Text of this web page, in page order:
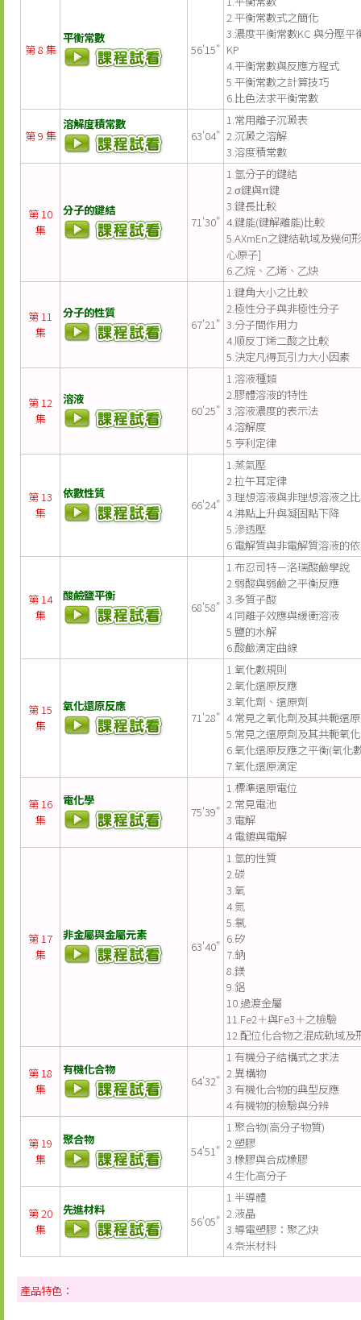
第 8 集
平衡常數
56'15"
2.平衡常數式之簡化
3.濃度平衡常數KC 與分壓平
KP
4.平衡常數與反應方程式
5.平衡常數之計算技巧
6.比色法求平衡常數
第 9 集
溶解度積常數
63'04"
1.常用離子沉澱表
2.沉澱之溶解
3.溶度積常數
第 10
集
分子的鍵結
71'30"
1.氫分子的鍵結
2.σ鍵與π鍵
3.鍵長比較
4.鍵能(鍵解離能)比較
5.AXmEn之鍵結軌域及幾何
心原子]
6.乙烷、乙烯、乙炔
第 11
集
分子的性質
67'21"
1.鍵角大小之比較
2.極性分子與非極性分子
3.分子間作用力
4.順反丁烯二酸之比較
5.決定凡得瓦引力大小因素
第 12
集
溶液
60'25"
1.溶液種類
2.膠體溶液的特性
3.溶液濃度的表示法
4.溶解度
5.亨利定律
第 13
集
依數性質
66'24"
1.蒸氣壓
2.拉午耳定律
3.理想溶液與非理想溶液之
4.沸點上升與凝固點下降
5.滲透壓
6.電解質與非電解質溶液的
第 14
集
酸鹼鹽平衡
68'58"
1.布忍司特－洛瑞酸鹼學說
2.弱酸與弱鹼之平衡反應
3.多質子酸
4.同離子效應與緩衝溶液
5.鹽的水解
6.酸鹼滴定曲線
第 15
集
氧化還原反應
71'28"
1.氧化數規則
2.氧化還原反應
3.氧化劑、還原劑
4.常見之氧化劑及其共軛還
5.常見之還原劑及其共軛氧
6.氧化還原反應之平衡(氧化
7.氧化還原滴定
第 16
集
電化學
75'39"
1.標準還原電位
2.常見電池
3.電解
4.電鍍與電解
第 17
集
非金屬與金屬元素
63'40"
1.氫的性質
2.碳
3.氧
4.氮
5.氯
6.矽
7.鈉
8.鎂
9.鋁
10.過渡金屬
11.Fe2＋與Fe3＋之檢驗
12.配位化合物之混成軌域及
第 18
集
有機化合物
64'32"
1.有機分子結構式之求法
2.異構物
3.有機化合物的典型反應
4.有機物的檢驗與分辨
第 19
集
聚合物
54'51"
1.聚合物(高分子物質)
2.塑膠
3.橡膠與合成橡膠
4.生化高分子
第 20
集
先進材料
56'05"
1.半導體
2.液晶
3.導電塑膠：聚乙炔
4.奈米材料
產品特色：